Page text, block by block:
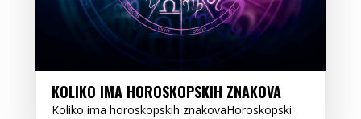
KOLIKO IMA HOROSKOPSKIH ZNAKOVA
Koliko ima horoskopskih znakovaHoroskopski